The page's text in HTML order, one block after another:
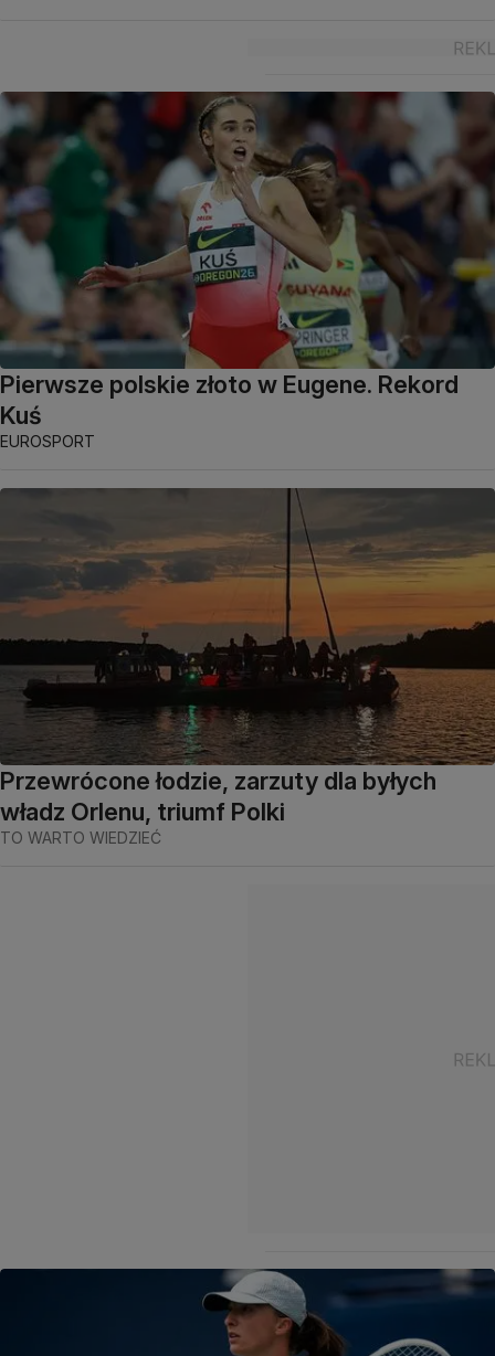
Pierwsze polskie złoto w Eugene. Rekord
Kuś
EUROSPORT
Przewrócone łodzie, zarzuty dla byłych
władz Orlenu, triumf Polki
TO WARTO WIEDZIEĆ